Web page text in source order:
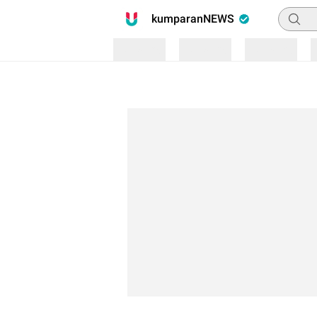
kumparanNEWS